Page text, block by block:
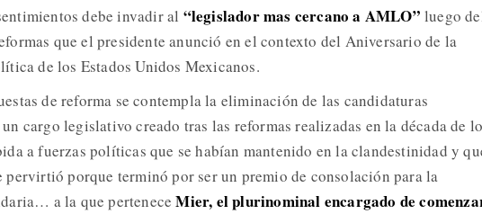
debe invadir al “legislador mas cercano a AMLO” luego
que el presidente anunció en el contexto del Aniversario de la
de los Estados Unidos Mexicanos.
de reforma se contempla la eliminación de las candidaturas
cargo legislativo creado tras las reformas realizadas en la década de
a fuerzas políticas que se habían mantenido en la clandestinidad y
pervirtió porque terminó por ser un premio de consolación para la
a la que perteneceMier, el plurinominal encargado de